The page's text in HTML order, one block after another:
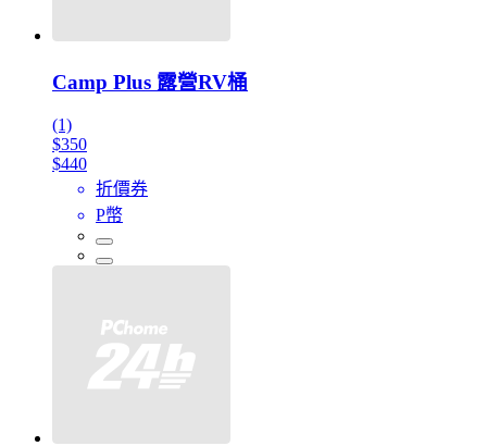
Camp Plus 露營RV桶
(1)
$350
$440
折價券
P幣